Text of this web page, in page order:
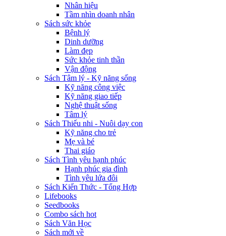
Nhân hiệu
Tầm nhìn doanh nhân
Sách sức khỏe
Bệnh lý
Dinh dưỡng
Làm đẹp
Sức khỏe tinh thần
Vận động
Sách Tâm lý - Kỹ năng sống
Kỹ năng công việc
Kỹ năng giao tiếp
Nghệ thuật sống
Tâm lý
Sách Thiếu nhi - Nuôi dạy con
Kỹ năng cho trẻ
Mẹ và bé
Thai giáo
Sách Tình yêu hạnh phúc
Hạnh phúc gia đình
Tình yêu lứa đôi
Sách Kiến Thức - Tổng Hợp
Lifebooks
Seedbooks
Combo sách hot
Sách Văn Học
Sách mới về